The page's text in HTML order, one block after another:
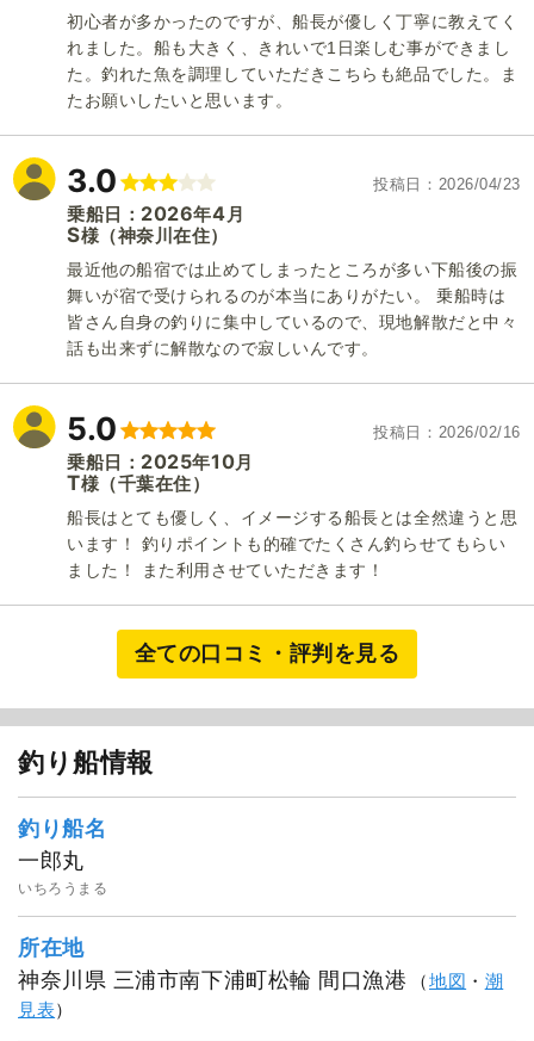
初心者が多かったのですが、船長が優しく丁寧に教えてく
れました。船も大きく、きれいで1日楽しむ事ができまし
た。釣れた魚を調理していただきこちらも絶品でした。ま
たお願いしたいと思います。
3.0 投稿日 2026/04/23
乗船日： 2026年4 月
S様 （神奈川在住）
最近他の船宿では止めてしまったところが多い下船後の振
舞いが宿で受けられるのが本当にありがたい。 乗船時は
皆さん自身の釣りに集中しているので、現地解散だと中々
話も出来ずに解散なので寂しいんです。
5.0 投稿日 2026/02/16
乗船日： 2025年10月
T様 （千葉在住）
船長はとても優しく、イメージする船長とは全然違うと思
います！ 釣りポイントも的確でたくさん釣らせてもらい
ました！ また利用させていただきます！
全ての口コミ・評判を見る
釣り船情報
釣り船名
一郎丸
いちろうまる
所在地
神奈川県 三浦市南下浦町松輪 間口漁港
（地図 ・ 潮
見表）
1/20